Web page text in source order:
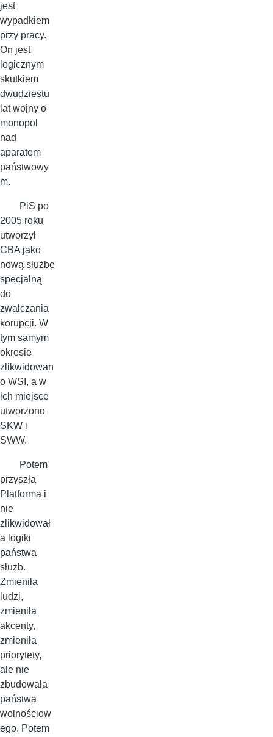
jest
wypadkiem
przy pracy.
On jest
logicznym
skutkiem
dwudziestu
lat wojny o
monopol
nad
aparatem
państwowy
m.
PiS po
2005 roku
utworzył
CBA jako
nową służbę
specjalną
do
zwalczania
korupcji. W
tym samym
okresie
zlikwidowan
o WSI, a w
ich miejsce
utworzono
SKW i
SWW.
Potem
przyszła
Platforma i
nie
zlikwidował
a logiki
państwa
służb.
Zmieniła
ludzi,
zmieniła
akcenty,
zmieniła
priorytety,
ale nie
zbudowała
państwa
wolnościow
ego. Potem